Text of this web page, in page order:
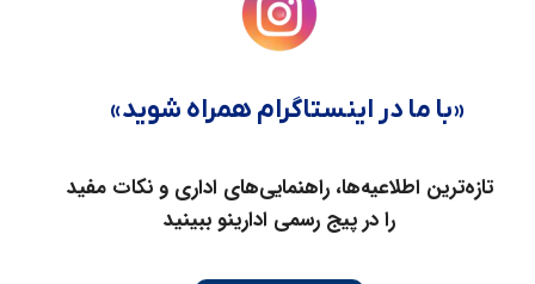
تازه‌ترین اطلاعیه‌ها، راهنمایی‌های اداری و نکات مفید
را در پیج رسمی ادارینو ببینید​​​​​​​
«با ما در اینستاگرام همراه شوید»​​​​​​​